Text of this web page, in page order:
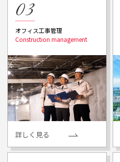
オフィス工事管理
詳しく見る